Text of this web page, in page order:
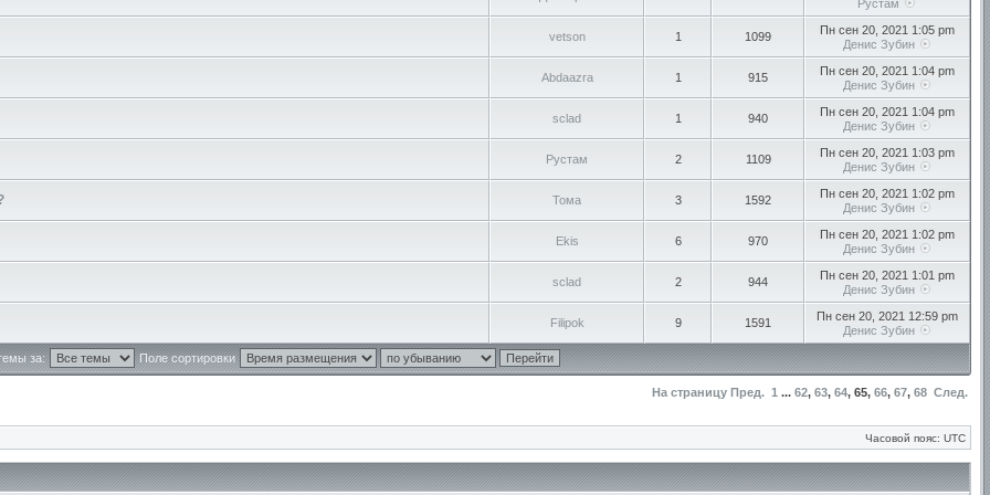
Рустам
vetson 1 1099
Пн сен 20, 2021 1:05 pm
Денис Зубин
Abdaazra 1 915
Пн сен 20, 2021 1:04 pm
Денис Зубин
sclad 1 940
Пн сен 20, 2021 1:04 pm
Денис Зубин
Рустам 2 1109
Пн сен 20, 2021 1:03 pm
Денис Зубин
Тома 3 1592
Пн сен 20, 2021 1:02 pm
Денис Зубин
Ekis 6 970
Пн сен 20, 2021 1:02 pm
Денис Зубин
sclad 2 944
Пн сен 20, 2021 1:01 pm
Денис Зубин
Filipok 9 1591
Пн сен 20, 2021 12:59 pm
Денис Зубин
за: Поле сортировки
На страницу Пред. 1 ... 62, 63, 64, 65, 66, 67, 68 След.
Часовой пояс: UTC